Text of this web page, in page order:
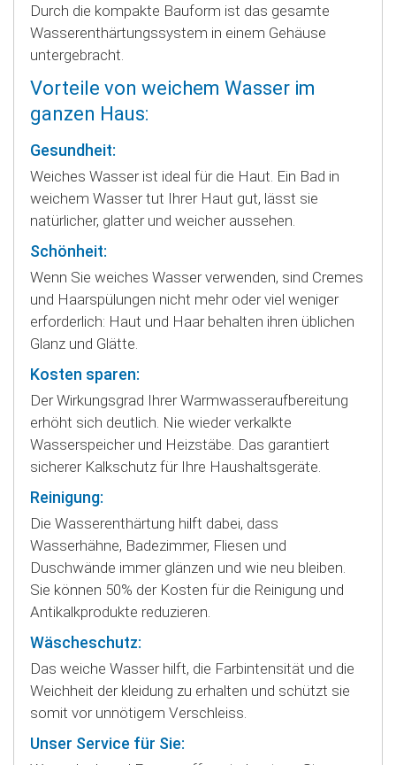
Durch die kompakte Bauform ist das gesamte
Wasserenthärtungssystem in einem Gehäuse
untergebracht.
Vorteile von weichem Wasser im
ganzen Haus:
Gesundheit:
Weiches Wasser ist ideal für die Haut. Ein Bad in
weichem Wasser tut Ihrer Haut gut, lässt sie
natürlicher, glatter und weicher aussehen.
Schönheit:
Wenn Sie weiches Wasser verwenden, sind Cremes
und Haarspülungen nicht mehr oder viel weniger
erforderlich: Haut und Haar behalten ihren üblichen
Glanz und Glätte.
Kosten sparen:
Der Wirkungsgrad Ihrer Warmwasseraufbereitung
erhöht sich deutlich. Nie wieder verkalkte
Wasserspeicher und Heizstäbe. Das garantiert
sicherer Kalkschutz für Ihre Haushaltsgeräte.
Reinigung:
Die Wasserenthärtung hilft dabei, dass
Wasserhähne, Badezimmer, Fliesen und
Duschwände immer glänzen und wie neu bleiben.
Sie können 50% der Kosten für die Reinigung und
Antikalkprodukte reduzieren.
Wäscheschutz:
Das weiche Wasser hilft, die Farbintensität und die
Weichheit der kleidung zu erhalten und schützt sie
somit vor unnötigem Verschleiss.
Unser Service für Sie: